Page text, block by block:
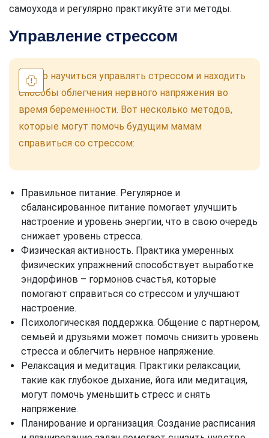
самоухода и регулярно практикуйте эти методы.
Управление стрессом
Важно научиться управлять стрессом и находить
способы облегчения нервного напряжения во
время беременности. Вот несколько методов,
которые могут помочь будущим мамам
справиться со стрессом:
Правильное питание. Регулярное и
сбалансированное питание помогает улучшить
настроение и уровень энергии, что в свою очередь
снижает уровень стресса.
Физическая активность. Практика умеренных
физических упражнений способствует выработке
эндорфинов – гормонов счастья, которые
помогают справиться со стрессом и улучшают
настроение.
Психологическая поддержка. Общение с партнером,
семьей и друзьями может помочь снизить уровень
стресса и облегчить нервное напряжение.
Релаксация и медитация. Практики релаксации,
такие как глубокое дыхание, йога или медитация,
могут помочь уменьшить стресс и снять
напряжение.
Планирование и организация. Создание расписания